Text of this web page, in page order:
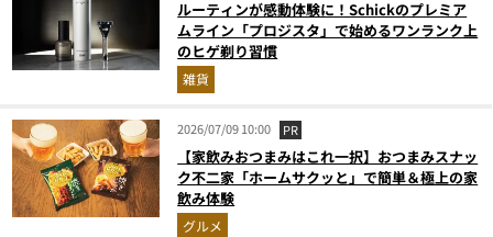
ルーティンが感動体験に！Schickのプレミア
ムライン「プロジスタ」で始めるワンランク上
のヒゲ剃り習慣
雑貨
2026/07/09 10:00 PR
【家飲みおつまみはこれ一択】おつまみスナッ
ク不二家「ホームサクッと」で簡単＆極上の家
飲み体験
グルメ